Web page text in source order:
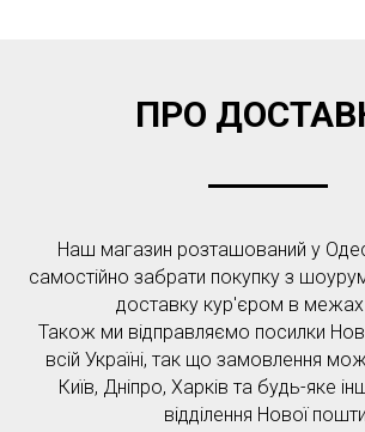
ПРО
Наш магазин розташований у
самостійно забрати покупку з
доставку кур'єром в межах
Також ми відправляємо посилки
всій Україні, так що замовлення
Київ, Дніпро, Харків та будь-яке
відділення Нової